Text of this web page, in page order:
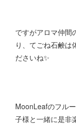
ですがアロマ仲間
り、てごね石鹸は
ださいね✨
MoonLeafのフル
子様と一緒に是非